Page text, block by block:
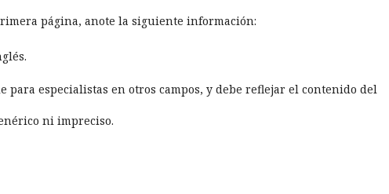
página, anote la siguiente información:
para especialistas en otros campos, y debe reflejar el contenido del
ni impreciso.